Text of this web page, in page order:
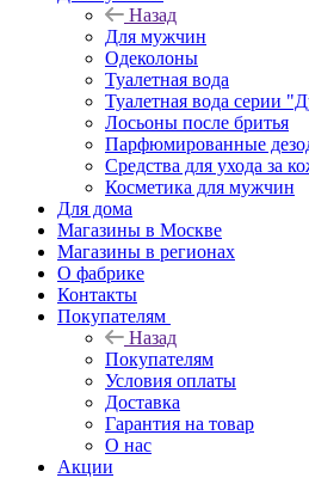
Назад
Для мужчин
Одеколоны
Туалетная вода
Туалетная вода серии
Лосьоны после бритья
Парфюмированные
Средства для ухода за
Косметика для мужчин
Для дома
Магазины в Москве
Магазины в регионах
О фабрике
Контакты
Покупателям
Назад
Покупателям
Условия оплаты
Доставка
Гарантия на товар
О нас
Акции